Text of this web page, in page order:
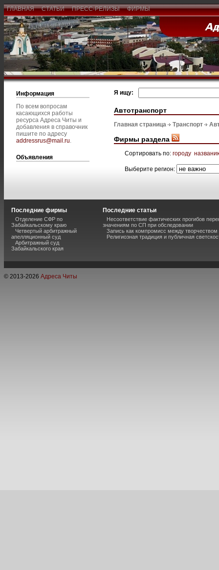
ГЛАВНАЯ СТАТЬИ ПРЕСС-РЕЛИЗЫ ФИРМЫ
Информация
По всем вопросам
касающихся работы
ресурса Адреса Читы и
добавления в справочник
пишите по адресу
addressrus@mail.ru.
Объявления
Я ищу:
Автотранспорт
Главная страница Транспорт
Фирмы раздела
Сортировать по: городу
Выберите регион:
Последние фирмы
Отделение СФР по
Забайкальскому краю
Четвертый арбитражный
апелляционный суд
Арбитражный суд
Забайкальского края
Последние статьи
Несоответствие фактических прогибов
значениям по СП при обследовании
Запись как компромисс между
Религиозная традиция и публичная
© 2013-2026 Адреса Читы